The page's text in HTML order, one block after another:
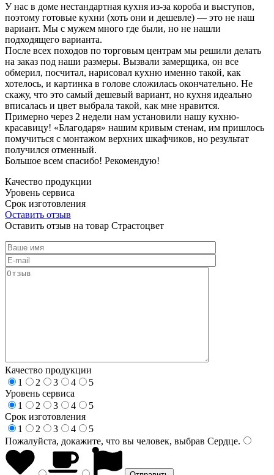
У нас в доме нестандартная кухня из-за короба и выступов,
поэтому готовые кухни (хоть они и дешевле) — это не наш
вариант. Мы с мужем много где были, но не нашли
подходящего варианта.
После всех походов по торговым центрам мы решили делать
на заказ под наши размеры. Вызвали замерщика, он все
обмерил, посчитал, нарисовал кухню именно такой, как
хотелось, и картинка в голове сложилась окончательно. Не
скажу, что это самый дешевый вариант, но кухня идеально
вписалась и цвет выбрала такой, как мне нравится.
Примерно через 2 недели нам установили нашу кухню-
красавицу! «Благодаря» нашим кривым стенам, им пришлось
помучиться с монтажом верхних шкафчиков, но результат
получился отменный.
Большое всем спасибо! Рекомендую!
Качество продукции
Уровень сервиса
Срок изготовления
Оставить отзыв
Оставить отзыв на товар Страстоцвет
Качество продукции
1
2 3 4
5
Уровень сервиса
1
2 3 4
5
Срок изготовления
1
2 3 4
5
Пожалуйста, докажите, что вы человек, выбрав Сердце.